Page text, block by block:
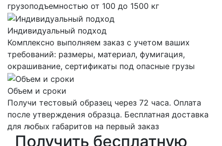
грузоподъемностью от 100 до 1500 кг
Индивидуальный подход
Комплексно выполняем заказ с учетом ваших
требований: размеры, материал, фумигация,
окрашивание, сертификаты под опасные грузы
Объем и сроки
Получи тестовый образец через 72 часа. Оплата
после утверждения образца. Бесплатная доставка
для любых габаритов на первый заказ
Получить бесплатную